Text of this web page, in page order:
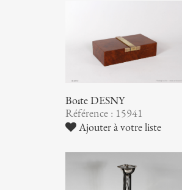
Boîte DESNY
Référence : 15941
Ajouter à votre liste